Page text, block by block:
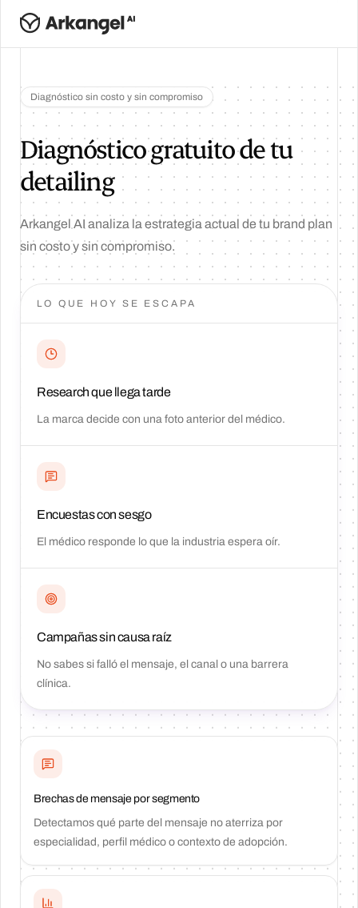
Diagnóstico sin costo y sin compromiso
Diagnóstico gratuito de tu
detailing
Arkangel AI analiza la estrategia actual de tu brand plan
sin costo y sin compromiso.
LO QUE HOY SE ESCAPA
Research que llega tarde
La marca decide con una foto anterior del médico.
Encuestas con sesgo
El médico responde lo que la industria espera oír.
Campañas sin causa raíz
No sabes si falló el mensaje, el canal o una barrera
clínica.
Brechas de mensaje por segmento
Detectamos qué parte del mensaje no aterriza por
especialidad, perfil médico o contexto de adopción.